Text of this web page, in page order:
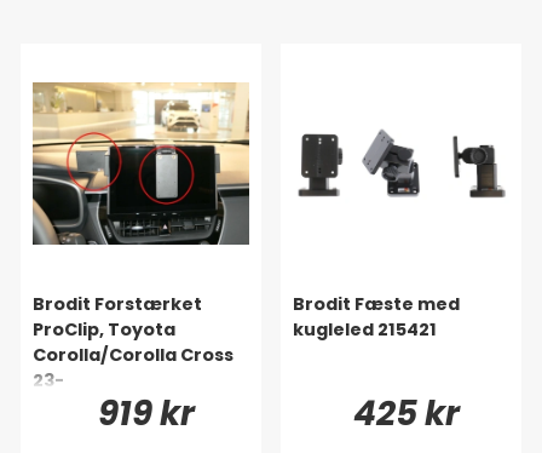
Brodit Forstærket
ProClip, Toyota
Corolla/Corolla Cross
23-
919 kr
Brodit Fæste med
kugleled 215421
425 kr